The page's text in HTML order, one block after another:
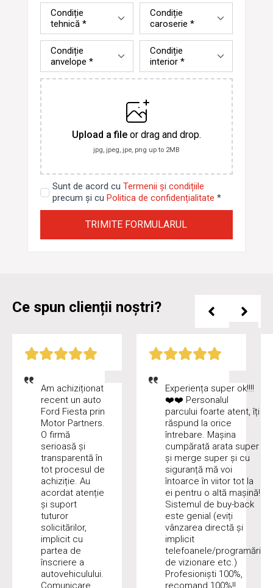
Condiție
tehnică
Condiție
caroserie
Condiție
anvelope
Condiție
interior
Încarcă
poze
Upload a fileor drag and drop.
jpg, jpeg, jpe, png up to 2MB
Sunt de acord cu Termenii și condițiile
precum și cu Politica de confidențialitate *
TRIMITE FORMULARUL
Ce spun clienții noștri?
Am achiziționat
recent un auto
Ford Fiesta prin
Motor Partners.
O firmă
serioasă și
transparentă în
tot procesul de
achiziție. Au
acordat atenție
și suport
tuturor
solicitărilor,
implicit cu
partea de
înscriere a
autovehiculului.
Comunicare
Experiența super ok!!!!
❤️❤️ Personalul
parcului foarte atent, îți
răspund la orice
întrebare. Mașina
cumpărată arata super
și merge super și cu
siguranță mă voi
întoarce în viitor tot la
ei pentru o altă mașină!
Sistemul de buy-back
este genial (eviți
vânzarea directă și
implicit
telefoanele/programări
de vizionare etc.)
Profesioniști 100%,
recomand 100%!!